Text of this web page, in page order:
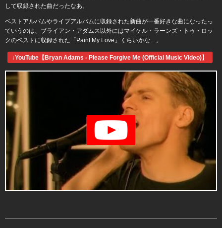
して収録された曲だったなあ。
ベストアルバムやライブアルバムに収録された新曲が一番好きな曲になったっ
ていうのは、ブライアン・アダムス以外にはマイケル・ラーンズ・トゥ・ロッ
クのベストに収録された「Paint My Love」くらいかな…。
↓YouTube【Bryan Adams - Please Forgive Me (Official Music Video)】